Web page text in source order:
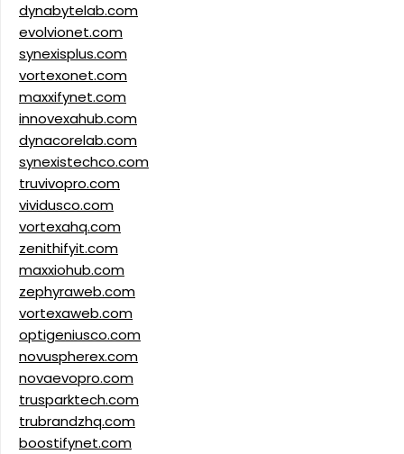
dynabytelab.com
evolvionet.com
synexisplus.com
vortexonet.com
maxxifynet.com
innovexahub.com
dynacorelab.com
synexistechco.com
truvivopro.com
vividusco.com
vortexahq.com
zenithifyit.com
maxxiohub.com
zephyraweb.com
vortexaweb.com
optigeniusco.com
novuspherex.com
novaevopro.com
trusparktech.com
trubrandzhq.com
boostifynet.com